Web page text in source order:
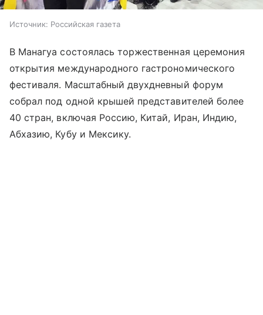
Источник: Российская газета
В Манагуа состоялась торжественная церемония
открытия международного гастрономического
фестиваля. Масштабный двухдневный форум
собрал под одной крышей представителей более
40 стран, включая Россию, Китай, Иран, Индию,
Абхазию, Кубу и Мексику.